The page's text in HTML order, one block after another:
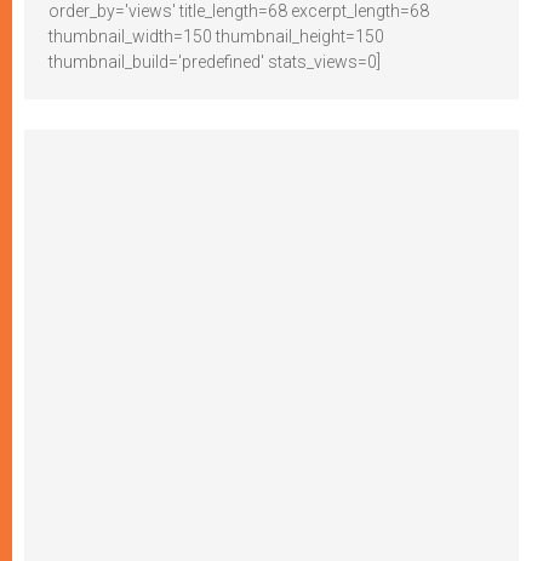
order_by='views' title_length=68 excerpt_length=68
thumbnail_width=150 thumbnail_height=150
thumbnail_build='predefined' stats_views=0]